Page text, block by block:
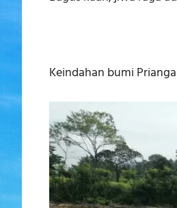
Keindahan bumi